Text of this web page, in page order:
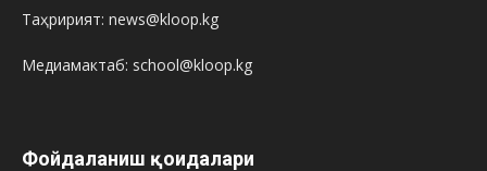
Таҳририят: news@kloop.kg
Медиамактаб: school@kloop.kg
Фойдаланиш қоидалари